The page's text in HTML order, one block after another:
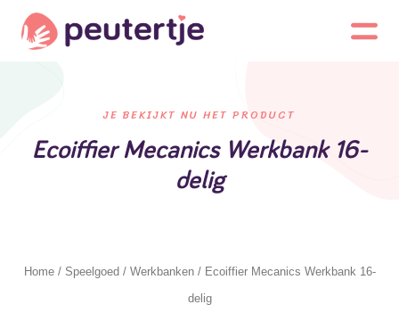
JE BEKIJKT NU HET PRODUCT
Ecoiffier Mecanics Werkbank 16-
delig
Home/ Speelgoed / Werkbanken/ Ecoiffier Mecanics Werkbank 16-
delig